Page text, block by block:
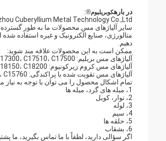
در بارهکوبریلیوم®:
سایر آلیاژهای مس.محصولات ما به طور
متالورژی، صنایع الکترونیک و غیره استفاده
دهیم.
ممکن است به این محصولات علاقه مند شوید:
آلیاژهای مس بریلیم: C17200.C17300، C17510، C17500
آلیاژهای مس کروم زیرکونیوم: C18000، C18150، C18200
آلیاژهای مس تقویت شده با پراکندگی: C15715، C15725، C15760
تمام اشکال محصول را می توان با توجه به
1، میله های گرد، میله ها
2، نوار، کویل
3، لوله
4، سیم
5، حلقه ها
6، بشقاب
اگر سؤالی دارید، لطفاً با ما تماس بگیرید، ما